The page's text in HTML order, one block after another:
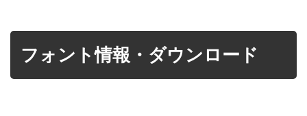
フォント情報・ダウンロード